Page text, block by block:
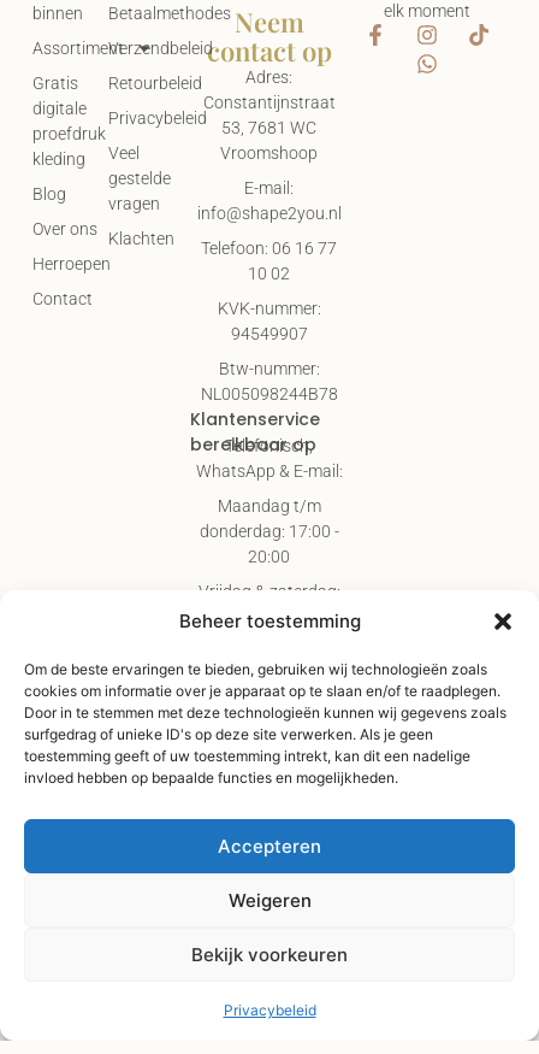
Beheer toestemming
Om de beste ervaringen te bieden, gebruiken wij technologieën zoals
cookies om informatie over je apparaat op te slaan en/of te raadplegen.
Door in te stemmen met deze technologieën kunnen wij gegevens zoals
surfgedrag of unieke ID's op deze site verwerken. Als je geen
toestemming geeft of uw toestemming intrekt, kan dit een nadelige
invloed hebben op bepaalde functies en mogelijkheden.
Accepteren
Weigeren
Bekijk voorkeuren
Privacybeleid
elk moment
Betaalmethodes
Verzendbeleid
Retourbeleid
Privacybeleid
Veel
gestelde
vragen
Klachten
binnen
Assortiment
Gratis
digitale
proefdruk
kleding
Blog
Over ons
Herroepen
Contact
Neem
contact op
Adres:
Constantijnstraat
53, 7681 WC
Vroomshoop
E-mail:
info@shape2you.nl
Telefoon: 06 16 77
10 02
KVK-nummer:
94549907
Btw-nummer:
NL005098244B78
Klantenservice
bereikbaar op
Telefonisch,
WhatsApp & E-mail:
Maandag t/m
donderdag: 17:00 -
20:00
Vrijdag & zaterdag:
09:00 - 17:00
vanaf €75,-
Verzending binnen 3-
4 werkdagen
Afhaal Kloosterdijk